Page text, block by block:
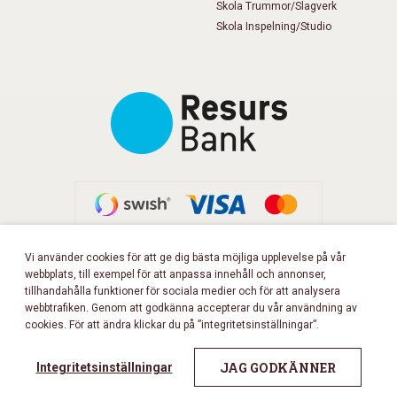
Skola Trummor/Slagverk
Skola Inspelning/Studio
FÖLJ OSS PÅ FACEBOOK!
Copyright 2026 © Musikbörsen
Vi använder cookies för att ge dig bästa möjliga upplevelse på vår
webbplats, till exempel för att anpassa innehåll och annonser,
tillhandahålla funktioner för sociala medier och för att analysera
webbtrafiken. Genom att godkänna accepterar du vår användning av
cookies. För att ändra klickar du på ”integritetsinställningar”.
Integritetsinställningar JAG GODKÄNNER